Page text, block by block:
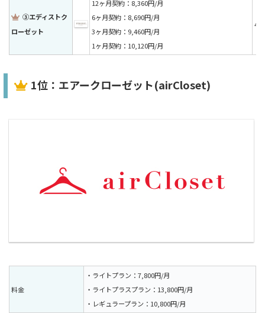
③エディストク
ローゼット
12ヶ月契約：8,360円/月
6ヶ月契約：8,690円/月
3ヶ月契約：9,460円/月
1ヶ月契約：10,120円/月
4着
1位：エアークローゼット(airCloset)
料金
・ライトプラン：7,800円/月
・ライトプラスプラン：13,800円/月
・レギュラープラン：10,800円/月